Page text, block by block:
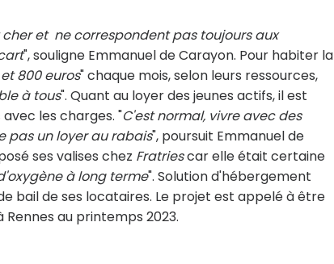
et ne correspondent pas toujours aux
", souligne Emmanuel de Carayon. Pour habiter la
800 euros" chaque mois, selon leurs ressources,
à tous". Quant au loyer des jeunes actifs, il est
les charges. "C'est normal, vivre avec des
pas un loyer au rabais", poursuit Emmanuel de
ses valises chez Fratriescar elle était certaine
à long terme". Solution d'hébergement
bail de ses locataires. Le projet est appelé à être
au printemps 2023.